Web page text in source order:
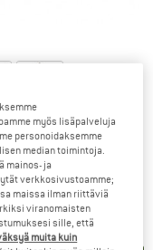
lähetyskuluista.
avautuu tietokentässä
myös lisäpalveluja
personoidaksemme
median toimintoja.
mainos- ja
verkkosivustoamme;
maissa ilman riittäviä
viranomaisten
sille, että
muita kuin